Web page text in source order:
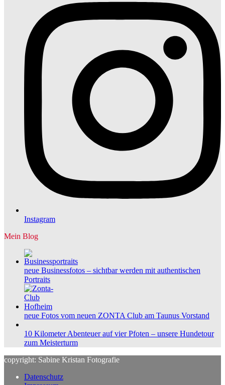
Instagram
Mein Blog
neue Businessfotos – sichtbar werden mit authentischen
Portraits
neue Fotos vom neuen ZONTA Club am Taunus Vorstand
10 Kilometer Abenteuer auf vier Pfoten – unsere Hundetour
zum Meisterturm
copyright: Sabine Kristan Fotografie
Datenschutz